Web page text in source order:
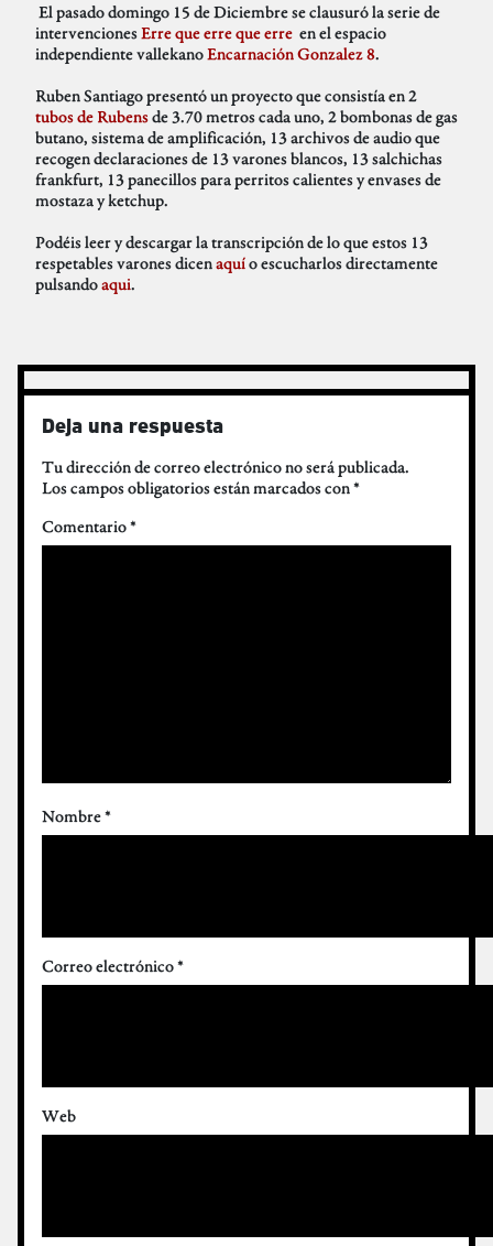
El pasado domingo 15 de Diciembre se clausuró la serie de
intervencionesErre que erre que erre en el espacio
independiente vallekanoEncarnación Gonzalez 8.
Ruben Santiago presentó un proyecto que consistía en 2
tubos de Rubensde 3.70 metros cada uno, 2 bombonas de gas
butano, sistema de amplificación, 13 archivos de audio que
recogen declaraciones de 13 varones blancos, 13 salchichas
frankfurt, 13 panecillos para perritos calientes y envases de
mostaza y ketchup.
Podéis leer y descargar la transcripción de lo que estos 13
respetables varones dicenaquío escucharlos directamente
pulsandoaqui.
Deja una respuesta
Tu dirección de correo electrónico no será publicada.
Los campos obligatorios están marcados con*
Comentario*
Nombre*
Correo electrónico*
Web